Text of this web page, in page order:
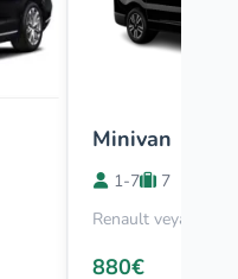
Minivan
1-7
7
Renault veya Viano
880€